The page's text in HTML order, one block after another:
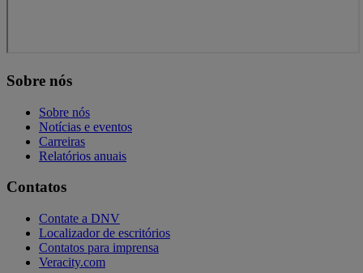
Sobre nós
Sobre nós
Notícias e eventos
Carreiras
Relatórios anuais
Contatos
Contate a DNV
Localizador de escritórios
Contatos para imprensa
Veracity.com